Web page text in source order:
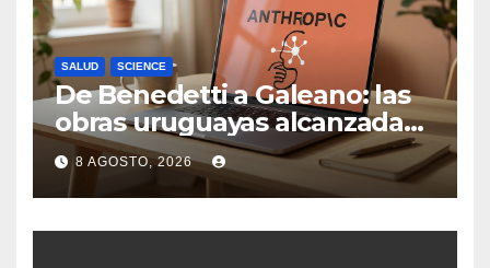
SALUD SCIENCE
De Benedetti a Galeano: las
obras uruguayas alcanzadas
por la demanda colectiva de
US$ 1.500 millones contra
Anthropic
8 AGOSTO, 2026